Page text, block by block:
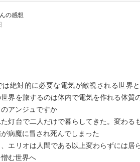
の感想
は絶対的に必要な電気が敵視される世界
界を旅するのは体内で電気を作れる体質
アンジュですか
灯台で二人だけで暮らしてきた。変わる
病魔に冒され死んでしまった
エリオは人間である以上変わらずには居
む世界へ